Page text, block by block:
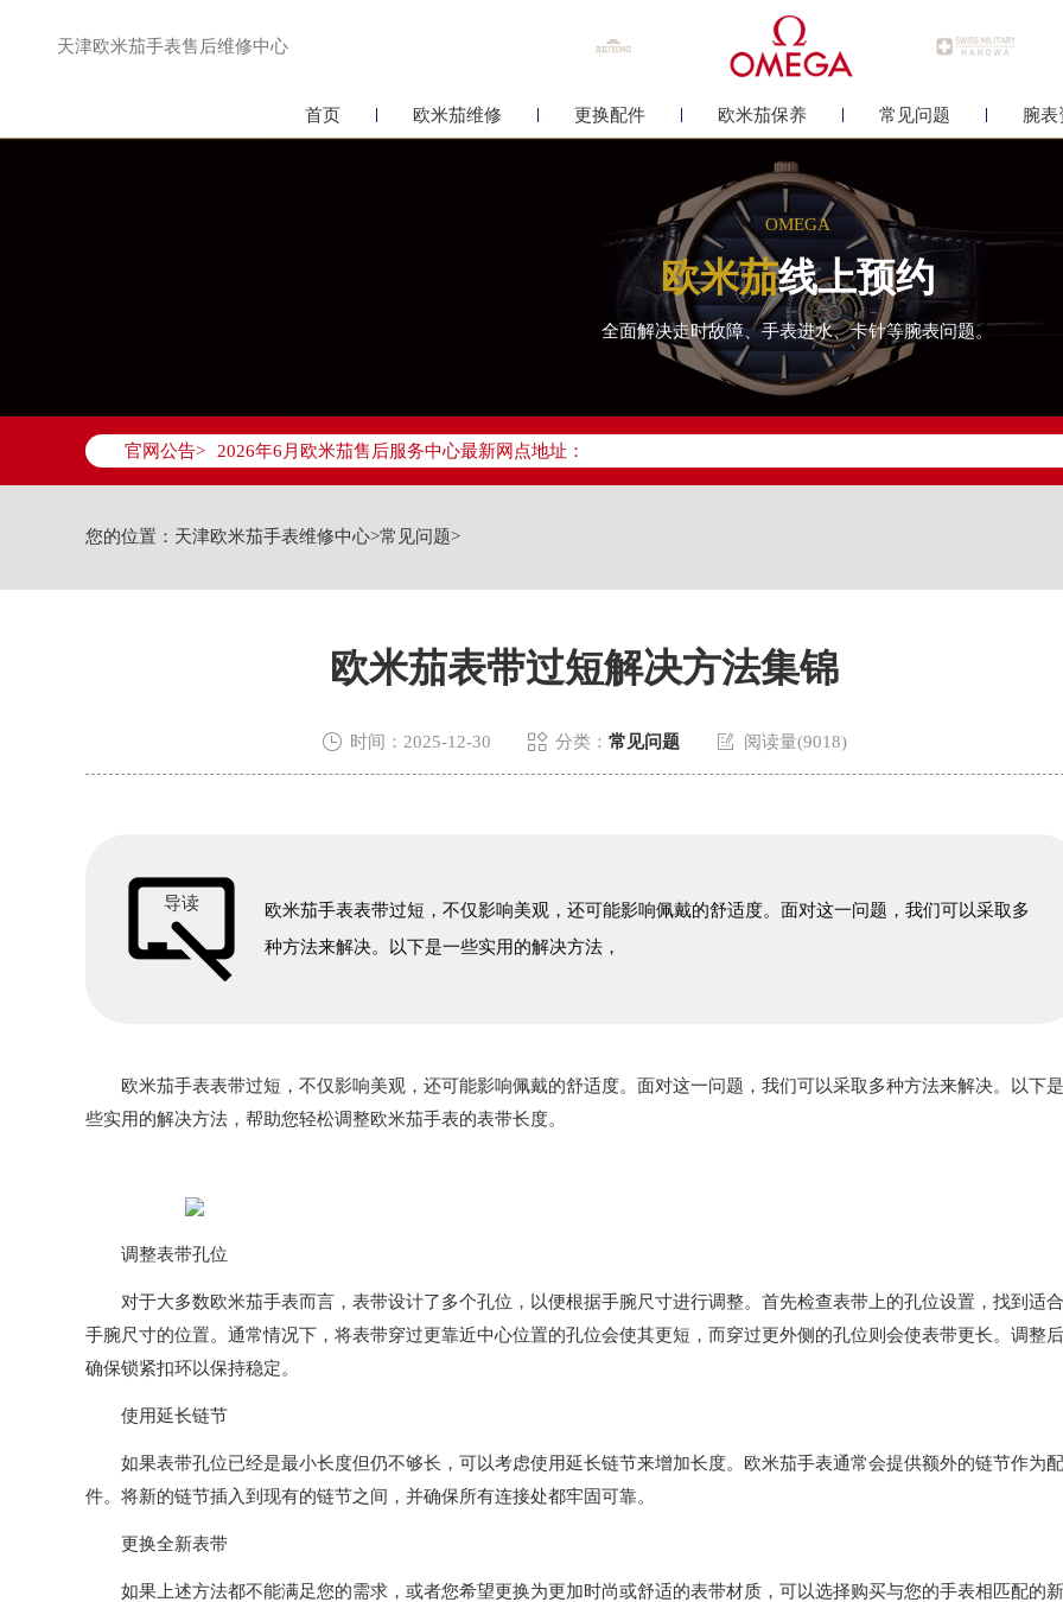
天津欧米茄手表售后维修中心
首页 欧米茄维修 更换配件 欧米茄保养 常见问题 腕表
OMEGA
欧米茄线上预约
全面解决走时故障、手表进水、卡针等腕表问题。
官网公告>
2026年6月天津市欧米茄官方售后客户服务热线：400-877-2083
2026年6月欧米茄售后服务中心最新网点地址：
天津市和平区赤峰道136号天津国际金融中心写字楼26层2603室（需提前预约）
节假日正常营业！
您的位置： 天津欧米茄手表维修中心>常见问题>
欧米茄表带过短解决方法集锦
 时间：2025-12-30  分类： 常见问题  阅读量(9018)
导读
欧米茄手表表带过短，不仅影响美观，还可能影响佩戴的舒适度。面对这一问题，我们可以采取多
种方法来解决。以下是一些实用的解决方法，
欧米茄手表表带过短，不仅影响美观，还可能影响佩戴的舒适度。面对这一问题，我们可以采取多种方法来解决。以下
些实用的解决方法，帮助您轻松调整欧米茄手表的表带长度。
调整表带孔位
对于大多数欧米茄手表而言，表带设计了多个孔位，以便根据手腕尺寸进行调整。首先检查表带上的孔位设置，找到适
手腕尺寸的位置。通常情况下，将表带穿过更靠近中心位置的孔位会使其更短，而穿过更外侧的孔位则会使表带更长。调整
确保锁紧扣环以保持稳定。
使用延长链节
如果表带孔位已经是最小长度但仍不够长，可以考虑使用延长链节来增加长度。欧米茄手表通常会提供额外的链节作为配
件。将新的链节插入到现有的链节之间，并确保所有连接处都牢固可靠。
更换全新表带
如果上述方法都不能满足您的需求，或者您希望更换为更加时尚或舒适的表带材质，可以选择购买与您的手表相匹配的